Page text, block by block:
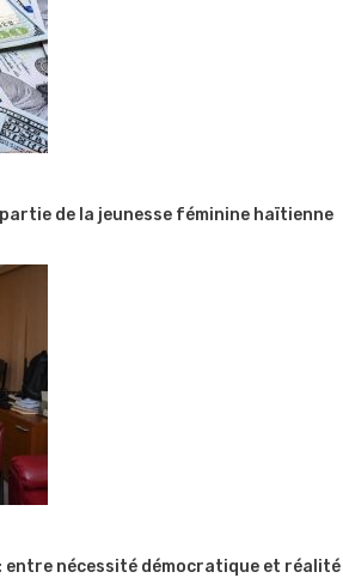
de la jeunesse féminine haïtienne
entre nécessité démocratique et